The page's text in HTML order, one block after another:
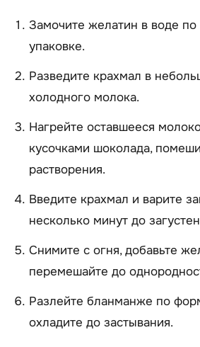
Замочите желатин в воде по
упаковке.
Разведите крахмал в
холодного молока.
Нагрейте оставшееся
кусочками шоколада,
растворения.
Введите крахмал и варите
несколько минут до
Снимите с огня, добавьте
перемешайте до
Разлейте бланманже по
охладите до застывания.